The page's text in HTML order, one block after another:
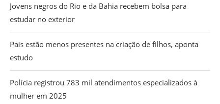
Jovens negros do Rio e da Bahia recebem bolsa para
estudar no exterior
Pais estão menos presentes na criação de filhos, aponta
estudo
Polícia registrou 783 mil atendimentos especializados à
mulher em 2025